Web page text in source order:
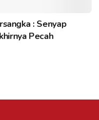
: Senyap
Pecah